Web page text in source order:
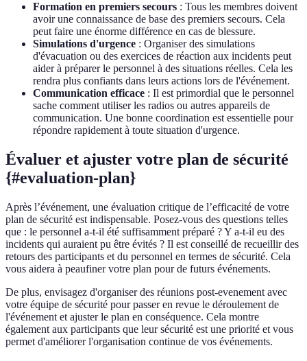
Formation en premiers secours : Tous les membres doivent
avoir une connaissance de base des premiers secours. Cela
peut faire une énorme différence en cas de blessure.
Simulations d'urgence : Organiser des simulations
d'évacuation ou des exercices de réaction aux incidents peut
aider à préparer le personnel à des situations réelles. Cela les
rendra plus confiants dans leurs actions lors de l'événement.
Communication efficace : Il est primordial que le personnel
sache comment utiliser les radios ou autres appareils de
communication. Une bonne coordination est essentielle pour
répondre rapidement à toute situation d'urgence.
Évaluer et ajuster votre plan de sécurité
{#evaluation-plan}
Après l’événement, une évaluation critique de l’efficacité de votre
plan de sécurité est indispensable. Posez-vous des questions telles
que : le personnel a-t-il été suffisamment préparé ? Y a-t-il eu des
incidents qui auraient pu être évités ? Il est conseillé de recueillir des
retours des participants et du personnel en termes de sécurité. Cela
vous aidera à peaufiner votre plan pour de futurs événements.
De plus, envisagez d'organiser des réunions post-evenement avec
votre équipe de sécurité pour passer en revue le déroulement de
l'événement et ajuster le plan en conséquence. Cela montre
également aux participants que leur sécurité est une priorité et vous
permet d'améliorer l'organisation continue de vos événements.